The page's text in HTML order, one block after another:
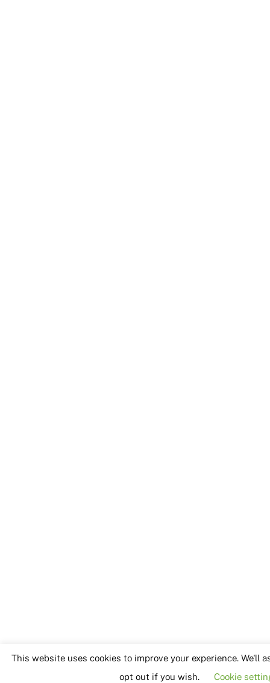
This website uses cookies to improve your experience. We'll
opt out if you wish.
Cookie